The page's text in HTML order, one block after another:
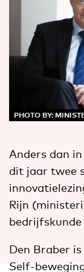
PHOTO BY:
Anders dan
dit jaar twee
Rijn
Den Braber
Self-